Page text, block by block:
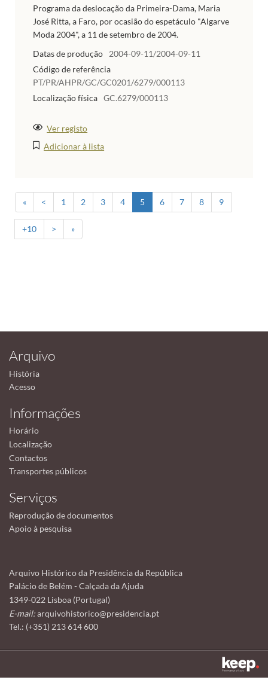
Programa da deslocação da Primeira-Dama, Maria
José Ritta, a Faro, por ocasião do espetáculo "Algarve
Moda 2004", a 11 de setembro de 2004.
Datas de produção
2004-09-11/2004-09-11
Código de referência
PT/PR/AHPR/GC/GC0201/6279/000113
Localização física GC.6279/000113
Ver registo
Adicionar à lista
« < 1 2 3 4 5 6 7 8 9
+10 > »
Arquivo
História
Acesso
Informações
Horário
Localização
Contactos
Transportes públicos
Serviços
Reprodução de documentos
Apoio à pesquisa
Arquivo Histórico da Presidência da República
Palácio de Belém - Calçada da Ajuda
1349-022 Lisboa (Portugal)
E-mail:arquivohistorico@presidencia.pt
Tel.: (+351) 213 614 600